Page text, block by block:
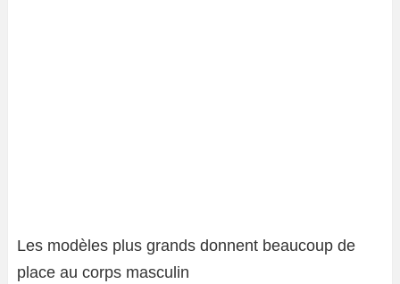
Les modèles plus grands donnent beaucoup de
place au corps masculin